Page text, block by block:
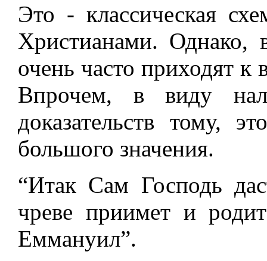
Это - классическая
Христианами. Однако,
очень часто приходят
Впрочем, в виду
доказательств тому,
большого значения.
“Итак Сам Господь
чреве приимет и
Еммануил”.